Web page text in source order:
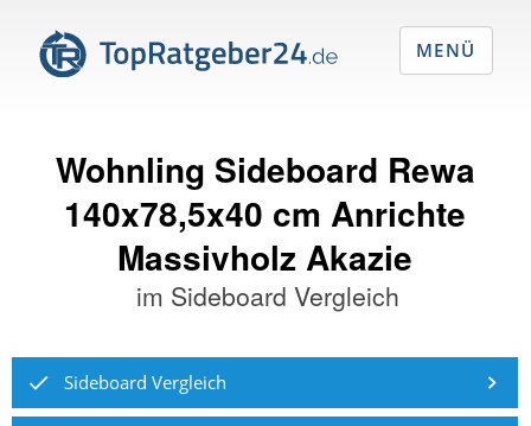
Wohnling Sideboard Rewa
140x78,5x40 cm Anrichte
Massivholz Akazie
im Sideboard Vergleich
Sideboard Vergleich
MENÜ